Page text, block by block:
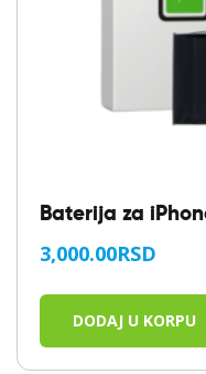
Baterija za
3,000.00RSD
DODAJ U KORPU